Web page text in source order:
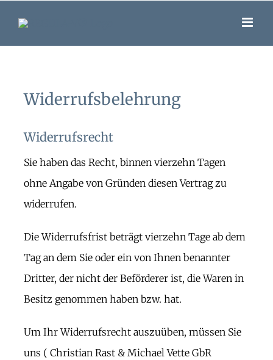
Widerrufsbelehrung
Widerrufsrecht
Sie haben das Recht, binnen vierzehn Tagen
ohne Angabe von Gründen diesen Vertrag zu
widerrufen.
Die Widerrufsfrist beträgt vierzehn Tage ab dem
Tag an dem Sie oder ein von Ihnen benannter
Dritter, der nicht der Beförderer ist, die Waren in
Besitz genommen haben bzw. hat.
Um Ihr Widerrufsrecht auszuüben, müssen Sie
uns ( Christian Rast & Michael Vette GbR